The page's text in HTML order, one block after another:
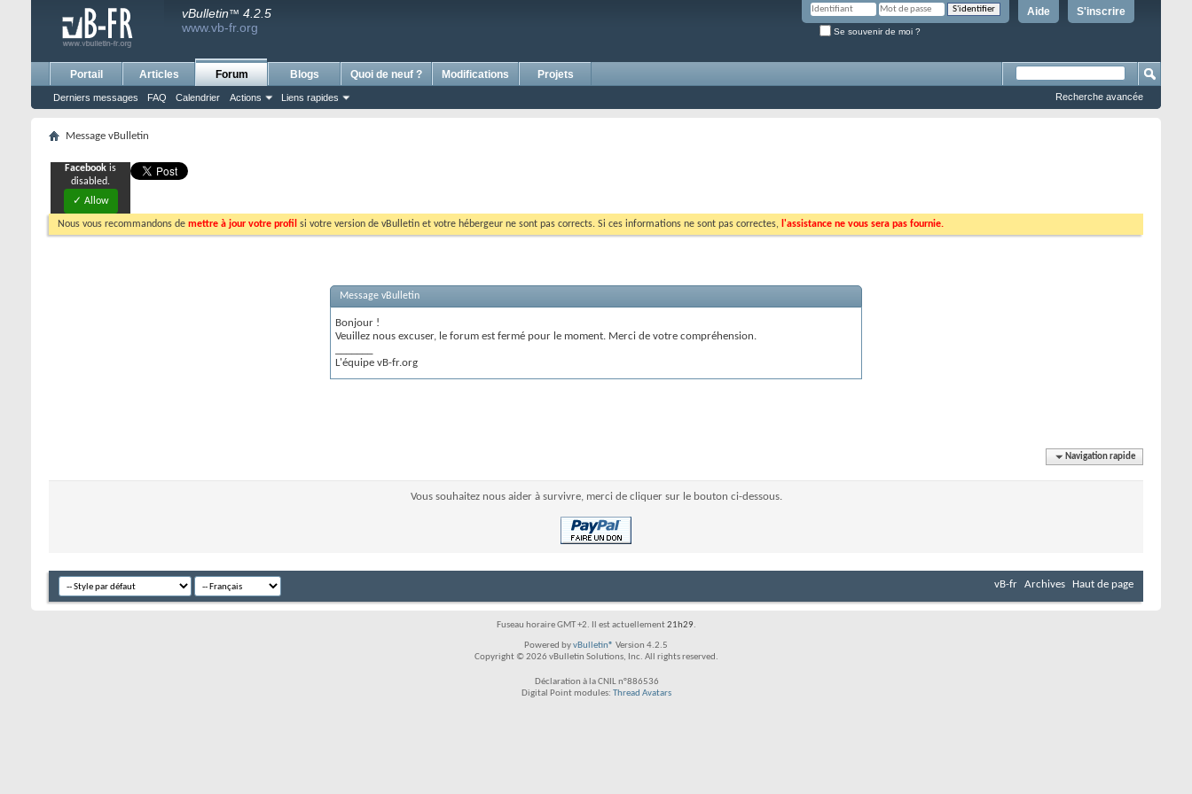
S'inscrire
Aide
Se souvenir de moi ?
vBulletin™ 4.2.5
www.vb-fr.org
Portail Articles Forum
Derniers messages FAQ Calendrier Actions Liens rapides
Blogs Quoi de neuf ? Modifications Projets
Recherche avancée
Message vBulletin
Facebook is
disabled.
✓ Allow
Nous vous recommandons de mettre à jour votre profil si votre version de vBulletin et votre hébergeur ne sont pas corrects. Si ces informations ne sont pas correctes, l'assistance ne vous sera pas fournie.
Message vBulletin
Bonjour !
Veuillez nous excuser, le forum est fermé pour le moment. Merci de votre compréhension.
L'équipe vB-fr.org
Navigation rapide
Vous souhaitez nous aider à survivre, merci de cliquer sur le bouton ci-dessous.
vB-fr Archives Haut de page
Fuseau horaire GMT +2. Il est actuellement21h29.
Powered byvBulletin® Version 4.2.5
Copyright © 2026 vBulletin Solutions, Inc. All rights reserved.
Déclaration à la CNIL n°886536
Digital Point modules: Thread Avatars